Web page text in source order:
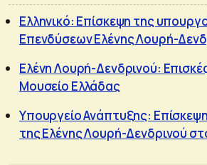
Ελληνικό: Επίσκεψη της
Επενδύσεων Ελένης Λουρή-
Ελένη Λουρή-Δενδρινού:
Μουσείο Ελλάδας
Υπουργείο Ανάπτυξης:
της Ελένης Λουρή-Δενδρινού